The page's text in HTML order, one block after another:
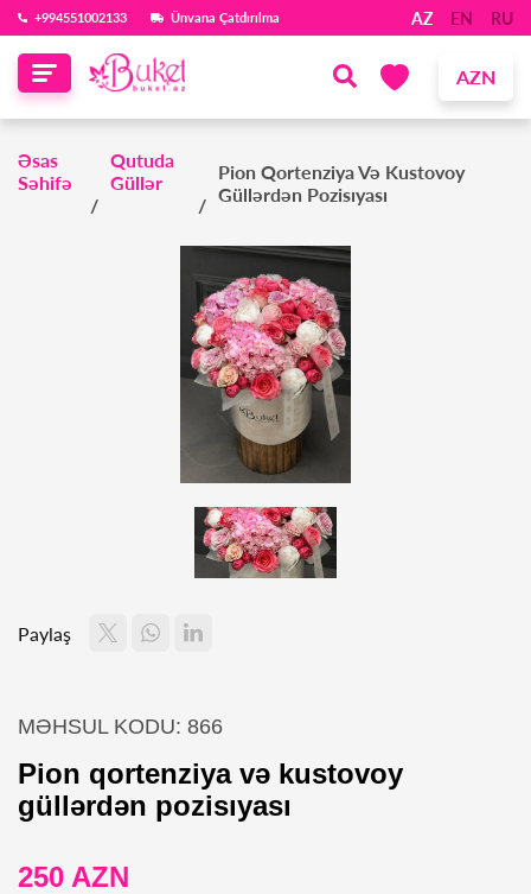
‪+994551002133‬ Ünvana Çatdırılma AZ EN RU
AZN
Əsas
Səhifə
Qutuda
Güllər
Pion Qortenziya Və Kustovoy
Güllərdən Pozisıyası
Paylaş
MƏHSUL KODU: 866
Pion qortenziya və kustovoy
güllərdən pozisıyası
250 AZN